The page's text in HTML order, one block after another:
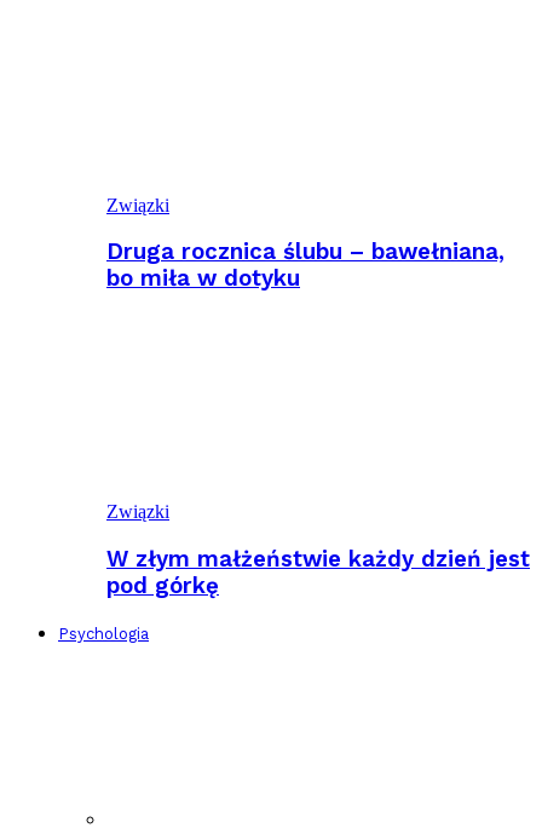
Związki
Druga rocznica ślubu – bawełniana,
bo miła w dotyku
Związki
W złym małżeństwie każdy dzień jest
pod górkę
Psychologia